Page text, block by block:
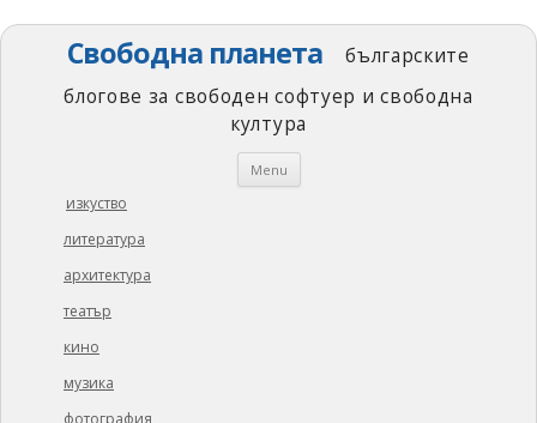
Свободна планета
българските
блогове за свободен софтуер и свободна
култура
Menu Skip
изкуство
литература
архитектура
театър
кино
музика